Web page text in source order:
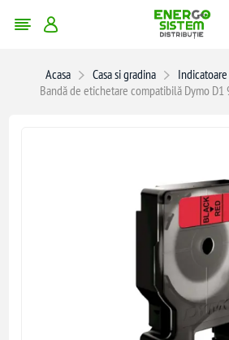
Acasa Casa si gradina
Bandă de etichetare compatibilă Dymo